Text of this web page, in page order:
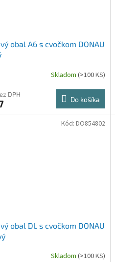
obal A6 s cvočkom DONAU
Skladom (>100 KS)
DPH
Do košíka
obal DL s cvočkom DONAU
Skladom (>100 KS)
Kód: DO854802